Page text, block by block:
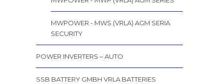
MWPOWER - MWS (VRLA) AGM SERIA
SECURITY
POWER INVERTERS – AUTO
SSB BATTERY GMBH VRLA BATTERIES